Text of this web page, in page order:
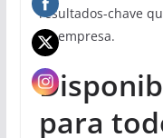
resultados-chave
da empresa.
para